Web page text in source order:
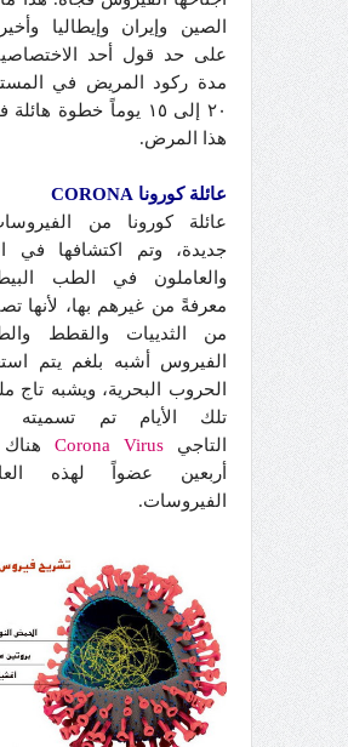
الصين وإيران وإيطاليا
على حد قول أحد
مدة ركود المريض في
٢٠ إلى ١٥ يوماً خطوة
هذا المرض.
عائلة كورونا CORONA
عائلة كورونا من
جديدة، وتم اكتشافها في
والعاملون في الطب
معرفةً من غيرهم بها، لأنها
من الثدييات والقطط
الفيروس أشبه بلغم يتم
الحروب البحرية، ويشبه تاج
تلك الأيام تم تسميته
التاجي
Corona Virus
أربعين عضواً لهذه
الفيروسات.